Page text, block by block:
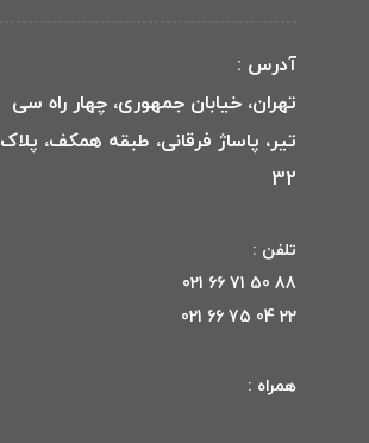
آدرس :
تهران، خیابان جمهوری، چهار راه سی
تیر، پاساژ فرقانی، طبقه همکف، پلاک
32
تلفن :
88 50 71 66 021
22 04 75 66 021
همراه :